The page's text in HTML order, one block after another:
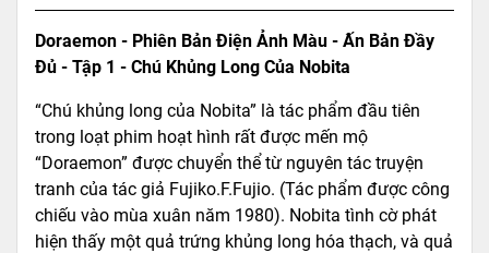
Doraemon - Phiên Bản Điện Ảnh Màu - Ấn Bản Đầy
Đủ - Tập 1 - Chú Khủng Long Của Nobita
“Chú khủng long của Nobita” là tác phẩm đầu tiên
trong loạt phim hoạt hình rất được mến mộ
“Doraemon” được chuyển thể từ nguyên tác truyện
tranh của tác giả Fujiko.F.Fujio. (Tác phẩm được công
chiếu vào mùa xuân năm 1980). Nobita tình cờ phát
hiện thấy một quả trứng khủng long hóa thạch, và quả